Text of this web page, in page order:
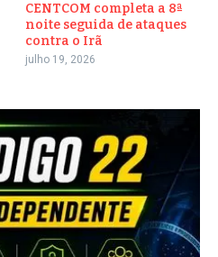
CENTCOM completa a 8ª
noite seguida de ataques
contra o Irã
julho 19, 2026